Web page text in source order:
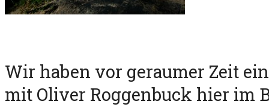
Wir haben vor geraumer Zeit
mit Oliver Roggenbuck hier im